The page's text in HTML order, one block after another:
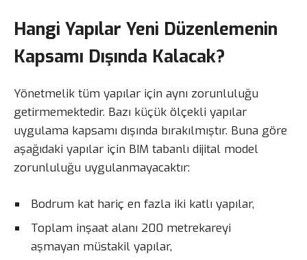
Hangi Yapılar Yeni Düzenlemenin
Kapsamı Dışında Kalacak?
Yönetmelik tüm yapılar için aynı zorunluluğu
getirmemektedir. Bazı küçük ölçekli yapılar
uygulama kapsamı dışında bırakılmıştır. Buna göre
aşağıdaki yapılar için BIM tabanlı dijital model
zorunluluğu uygulanmayacaktır:
Bodrum kat hariç en fazla iki katlı yapılar,
Toplam inşaat alanı 200 metrekareyi
aşmayan müstakil yapılar,